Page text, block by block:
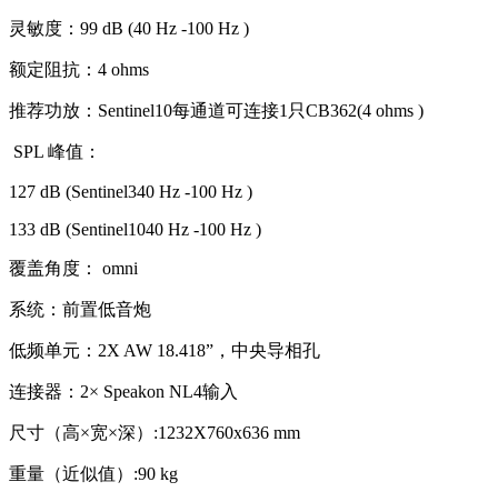
灵敏度：99 dB (40 Hz -100 Hz )
额定阻抗：4 ohms
推荐功放：Sentinel10每通道可连接1只CB362(4 ohms )
SPL 峰值：
127 dB (Sentinel340 Hz -100 Hz )
133 dB (Sentinel1040 Hz -100 Hz )
覆盖角度： omni
系统：前置低音炮
低频单元：2X AW 18.418”，中央导相孔
连接器：2× Speakon NL4输入
尺寸（高×宽×深）:1232X760x636 mm
重量（近似值）:90 kg